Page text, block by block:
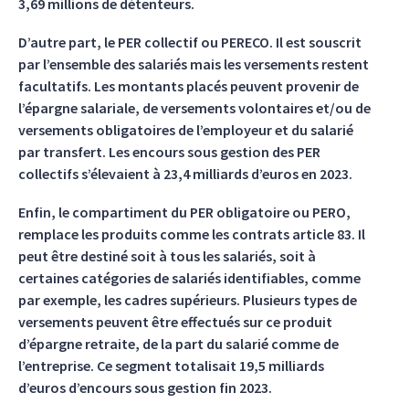
3,69 millions de détenteurs.
D’autre part, le PER collectif ou PERECO. Il est souscrit
par l’ensemble des salariés mais les versements restent
facultatifs. Les montants placés peuvent provenir de
l’épargne salariale, de versements volontaires et/ou de
versements obligatoires de l’employeur et du salarié
par transfert. Les encours sous gestion des PER
collectifs s’élevaient à 23,4 milliards d’euros en 2023.
Enfin, le compartiment du PER obligatoire ou PERO,
remplace les produits comme les contrats article 83. Il
peut être destiné soit à tous les salariés, soit à
certaines catégories de salariés identifiables, comme
par exemple, les cadres supérieurs. Plusieurs types de
versements peuvent être effectués sur ce produit
d’épargne retraite, de la part du salarié comme de
l’entreprise. Ce segment totalisait 19,5 milliards
d’euros d’encours sous gestion fin 2023.